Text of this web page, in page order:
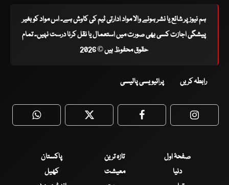
ہم نیوز پر شائع یا نشر ہونے والا مواد ادارتی ٹیم کی کاوش ہے۔ اس مواد کو بغیر
پیشگی اجازت کسی بھی صورت میں استعمال یا نقل کرنا درست نہیں۔ تمام
حقوق محفوظ ہیں © 2026
رابطہ کریں پرائیویسی پالیسی
WhatsApp Twitter Facebook
صفحۂ اول تازہ ترین
پاکستان
دنیا
معیشت
کھیل